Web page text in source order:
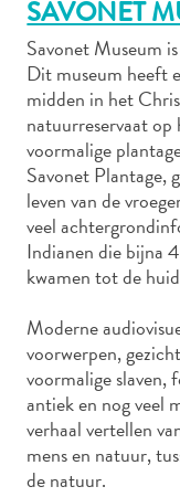
Autoverhuur
Diversen
Duik-
en
snorkelplekken
Duikoperators
Eten
drinken
Kunst
en
cultuur
Musea
SAVONET
Savonet Museum
Dit museum heeft
midden in het
natuurreservaat
voormalige
Savonet Plantage,
leven van de
veel
Indianen die bijna
kwamen tot de
Moderne
voorwerpen,
voormalige slaven,
antiek en nog veel
verhaal vertellen
mens en natuur,
de natuur.